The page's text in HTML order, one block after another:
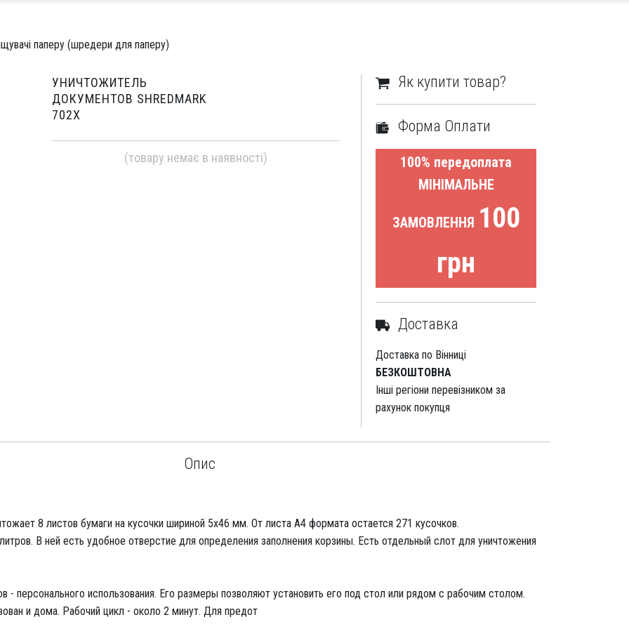
паперу (шредери для паперу)
Як купити товар?
Форма Оплати
100% передоплата
МІНІМАЛЬНЕ
ЗАМОВЛЕННЯ 100
грн
Доставка
Доставка по Вінниці
БЕЗКОШТОВНА
Інші регіони перевізником за
рахунок покупця
УНИЧТОЖИТЕЛЬ
ДОКУМЕНТОВ SHREDMARK
702X
(товару немає в наявності)
Опис
8 листов бумаги на кусочки шириной 5х46 мм. От листа А4 формата остается 271 кусочков.
В ней есть удобное отверстие для определения заполнения корзины. Есть отдельный слот для уничтожения
- персонального использования. Его размеры позволяют установить его под стол или рядом с рабочим столом.
и дома. Рабочий цикл - около 2 минут. Для предот